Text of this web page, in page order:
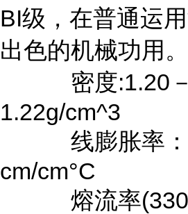
BI级，在普通运
出色的机械功用。
密度:1.20－
1.22g/cm^3
线膨胀率：
cm/cm°C
熔流率